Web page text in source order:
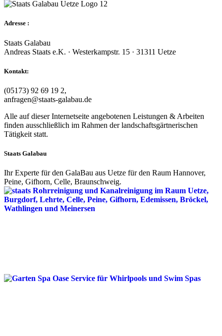
Adresse :
Staats Galabau
Andreas Staats e.K. · Westerkampstr. 15 · 31311 Uetze
Kontakt:
(05173) 92 69 19 2,
anfragen@staats-galabau.de
Alle auf dieser Internetseite angebotenen Leistungen & Arbeiten
finden ausschließlich im Rahmen der landschaftsgärtnerischen
Tätigkeit statt.
Staats Galabau
Ihr Experte für den GalaBau aus Uetze für den Raum Hannover,
Peine, Gifhorn, Celle, Braunschweig.